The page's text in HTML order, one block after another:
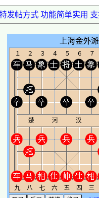
发帖方式 功能简单实用